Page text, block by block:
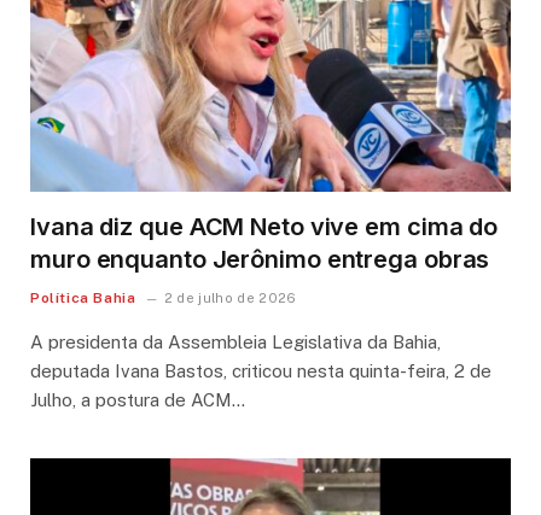
Ivana diz que ACM Neto vive em cima do
muro enquanto Jerônimo entrega obras
Política Bahia 2 de julho de 2026
A presidenta da Assembleia Legislativa da Bahia,
deputada Ivana Bastos, criticou nesta quinta-feira, 2 de
Julho, a postura de ACM…